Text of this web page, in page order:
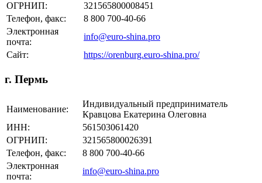
ОГРНИП:
321565800008451
Телефон, факс:
8 800 700-40-66
Электронная
почта:
info@euro-shina.pro
Сайт:
https://orenburg.euro-shina.pro/
г. Пермь
Наименование:
Индивидуальный предприниматель
Кравцова Екатерина Олеговна
ИНН:
561503061420
ОГРНИП:
321565800026391
Телефон, факс:
8 800 700-40-66
Электронная
почта:
info@euro-shina.pro